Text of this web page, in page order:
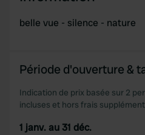
We use cookies to
provide social media features
provided to them or that
of their services.
belle vue - silence - nature
Période d'ouverture &
Indication de prix basée sur 2
incluses et hors frais
1 janv. au 31 déc.